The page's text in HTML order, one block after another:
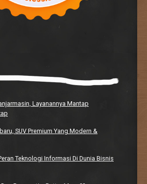
Layanannya Mantap
SUV Premium Yang Modern &
Teknologi Informasi Di Dunia Bisnis